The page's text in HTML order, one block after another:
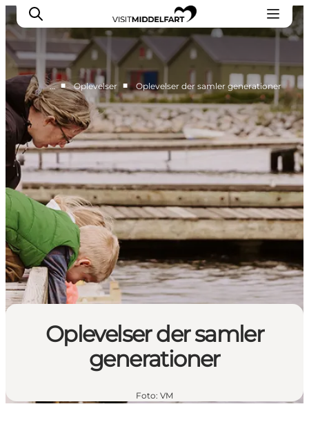
Oplevelser
Mad og drikke
Overnatning
Det Sker
Book oplevelse
Møde og Konference
… ■ Oplevelser ■ Oplevelser der samler generationer
Oplevelser der samler
generationer
Foto: VM